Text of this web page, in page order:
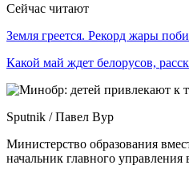
Сейчас читают
Земля греется. Рекорд жары
Какой май ждет белорусов,
Sputnik / Павел Вур
Министерство образования
начальник главного